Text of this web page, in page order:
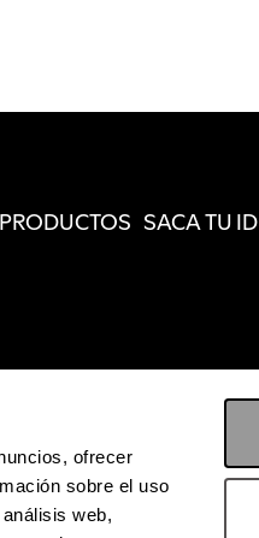
ofrecer
sobre el uso
web,
PRODUCTOS SACA TU ID